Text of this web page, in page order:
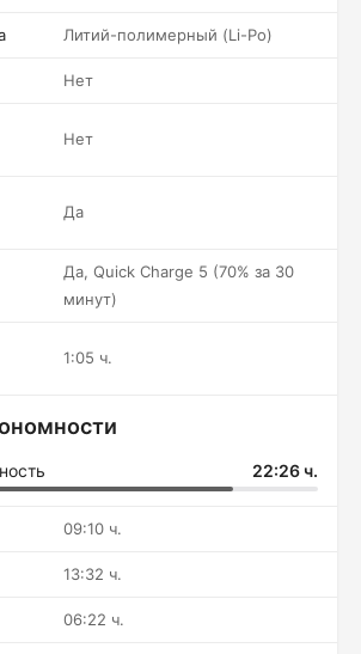
Литий-полимерный (Li-Po)
Нет
Нет
Да
Да, Quick Charge 5 (70% за 30
минут)
1:05 ч.
22:26 ч.
09:10 ч.
13:32 ч.
06:22 ч.